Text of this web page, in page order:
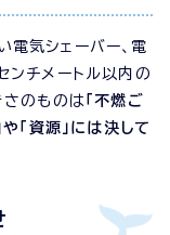
気シェーバー、電
ンチメートル以内の
さのものは 「不燃ご
や「資源」には決して